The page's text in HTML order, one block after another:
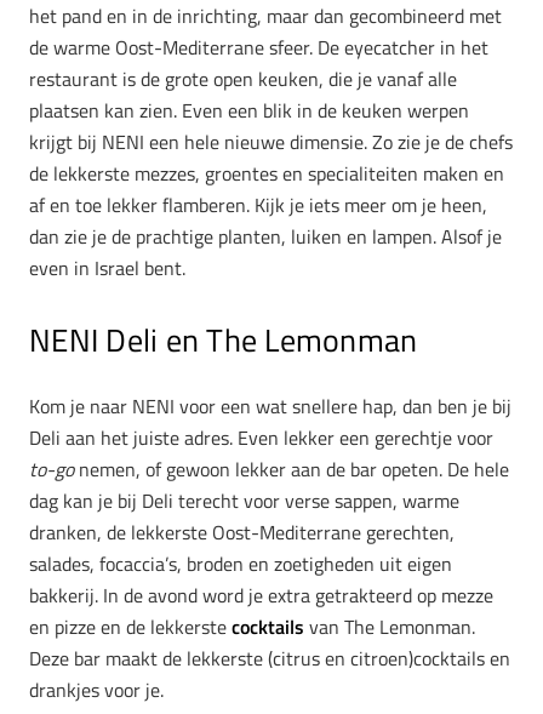
het pand en in de inrichting, maar dan gecombineerd met
de warme Oost-Mediterrane sfeer. De eyecatcher in het
restaurant is de grote open keuken, die je vanaf alle
plaatsen kan zien. Even een blik in de keuken werpen
krijgt bij NENI een hele nieuwe dimensie. Zo zie je de chefs
de lekkerste mezzes, groentes en specialiteiten maken en
af en toe lekker flamberen. Kijk je iets meer om je heen,
dan zie je de prachtige planten, luiken en lampen. Alsof je
even in Israel bent.
NENI Deli en The Lemonman
Kom je naar NENI voor een wat snellere hap, dan ben je bij
Deli aan het juiste adres. Even lekker een gerechtje voor
to-gonemen, of gewoon lekker aan de bar opeten. De hele
dag kan je bij Deli terecht voor verse sappen, warme
dranken, de lekkerste Oost-Mediterrane gerechten,
salades, focaccia’s, broden en zoetigheden uit eigen
bakkerij. In de avond word je extra getrakteerd op mezze
en pizze en de lekkerstecocktails van The Lemonman.
Deze bar maakt de lekkerste (citrus en citroen)cocktails en
drankjes voor je.